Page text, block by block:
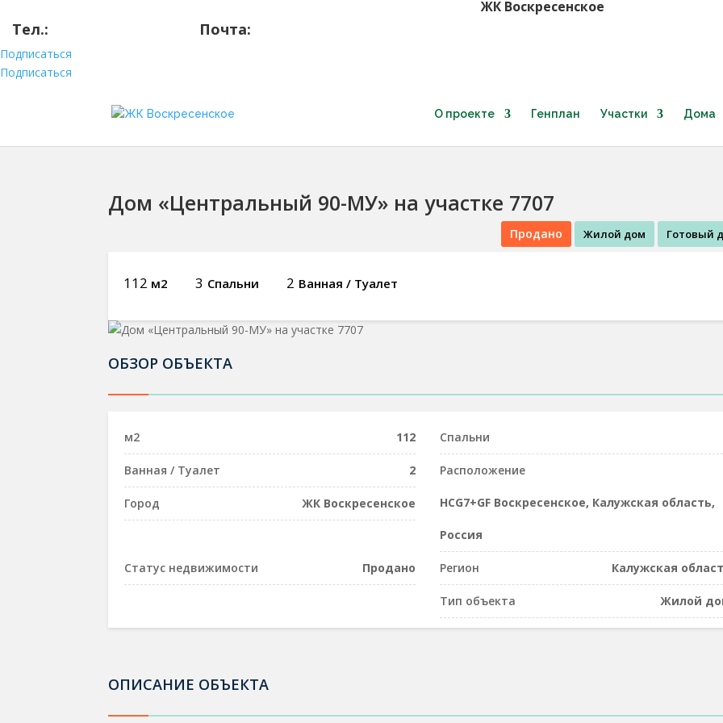
ЖК Воскресенское
Тел.: Почта:
Подписаться
Подписаться
О проекте Генплан Участки Дома
Дом «Центральный 90-МУ» на участке 7707
Продано Жилой дом Готовый
112 м2 3 Спальни 2 Ванная / Туалет
ОБЗОР ОБЪЕКТА
м2 112 Спальни
Ванная / Туалет 2 Расположение
HCG7+GF Воскресенское, Калужская область,
Россия
Город ЖК Воскресенское
Регион Калужская
Статус недвижимости Продано
Тип объекта Жилой
ОПИСАНИЕ ОБЪЕКТА